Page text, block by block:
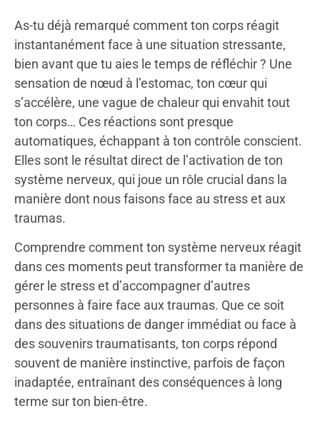
As-tu déjà remarqué comment ton corps réagit
instantanément face à une situation stressante,
bien avant que tu aies le temps de réfléchir ? Une
sensation de nœud à l’estomac, ton cœur qui
s’accélère, une vague de chaleur qui envahit tout
ton corps… Ces réactions sont presque
automatiques, échappant à ton contrôle conscient.
Elles sont le résultat direct de l’activation de ton
système nerveux, qui joue un rôle crucial dans la
manière dont nous faisons face au stress et aux
traumas.
Comprendre comment ton système nerveux réagit
dans ces moments peut transformer ta manière de
gérer le stress et d’accompagner d’autres
personnes à faire face aux traumas. Que ce soit
dans des situations de danger immédiat ou face à
des souvenirs traumatisants, ton corps répond
souvent de manière instinctive, parfois de façon
inadaptée, entraînant des conséquences à long
terme sur ton bien-être.